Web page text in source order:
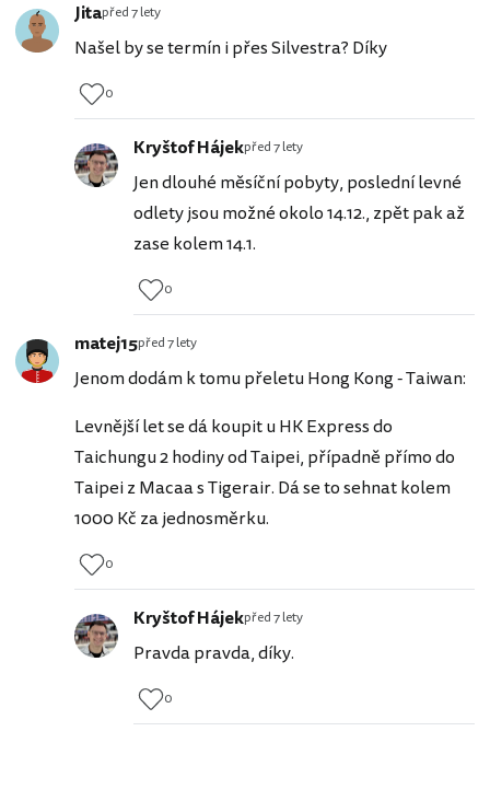
Jitapřed 7 lety
Našel by se termín i přes Silvestra? Díky
0
Kryštof Hájekpřed 7 lety
Jen dlouhé měsíční pobyty, poslední levné
odlety jsou možné okolo 14.12., zpět pak až
zase kolem 14.1.
0
matej15před 7 lety
Jenom dodám k tomu přeletu Hong Kong - Taiwan:
Levnější let se dá koupit u HK Express do
Taichungu 2 hodiny od Taipei, případně přímo do
Taipei z Macaa s Tigerair. Dá se to sehnat kolem
1000 Kč za jednosměrku.
0
Kryštof Hájekpřed 7 lety
Pravda pravda, díky.
0